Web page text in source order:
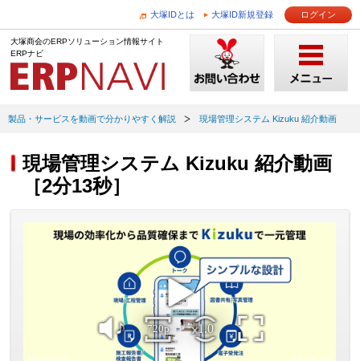
大塚IDとは 大塚ID新規登録 ログイン
大塚商会のERPソリューション情報サイト
ERPナビ
製品・サービスを動画で分かりやすく解説 現場管理システム Kizuku 紹介動画
現場管理システム Kizuku 紹介動画
［2分13秒］